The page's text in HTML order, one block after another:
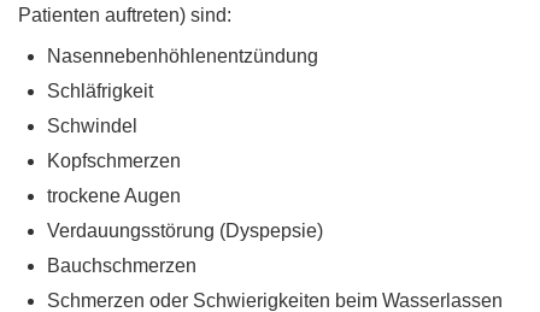
Patienten auftreten) sind:
Nasennebenhöhlenentzündung
Schläfrigkeit
Schwindel
Kopfschmerzen
trockene Augen
Verdauungsstörung (Dyspepsie)
Bauchschmerzen
Schmerzen oder Schwierigkeiten beim Wasserlassen